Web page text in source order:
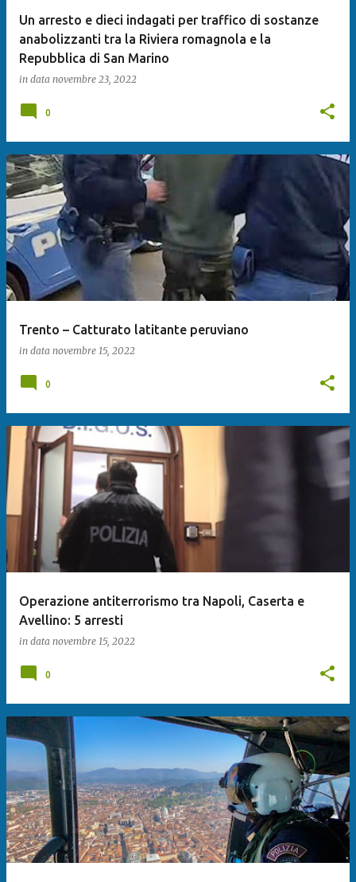
Un arresto e dieci indagati per traffico di sostanze
anabolizzanti tra la Riviera romagnola e la
Repubblica di San Marino
in data novembre 23, 2022
0
Trento – Catturato latitante peruviano
in data novembre 15, 2022
0
Operazione antiterrorismo tra Napoli, Caserta e
Avellino: 5 arresti
in data novembre 15, 2022
0